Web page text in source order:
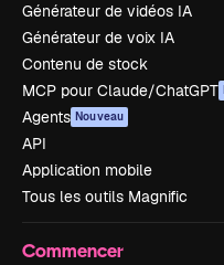
Générateur de vidéos IA
Générateur de voix IA
Contenu de stock
MCP pour Claude/ChatGPT
Agents Nouveau
API
Application mobile
Tous les outils Magnific
Commencer